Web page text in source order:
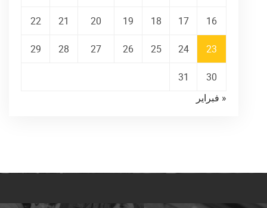
16
17
18
19
20
21
22
23
24
25
26
27
28
29
30
31
« فبراير